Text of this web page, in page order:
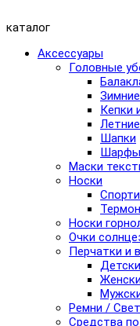
каталог
Аксессуары
Головные
Кепки
Шапки
Шарфы
Маски
Носки
Носки
Очки
Перчатки и
Ремни /
Средства